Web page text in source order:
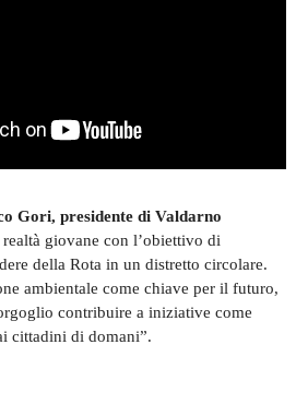
Gori, presidente di Valdarno
realtà giovane con l’obiettivo di
della Rota in un distretto circolare.
ambientale come chiave per il futuro,
contribuire a iniziative come
cittadini di domani”.